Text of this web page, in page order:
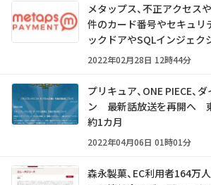
メタップス、不正アクセ
件のカード番号やセキュ
ックドアやSQLインジェク
2022年02月28日 12時44分
プリキュア、ONE PIECE、
ン 最新話放送を再開へ
約1カ月
2022年04月06日 01時01分
森永製菓、EC利用者164